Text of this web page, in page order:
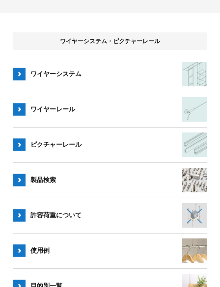
ワイヤーシステム・ピクチャーレール
ワイヤーシステム
ワイヤーレール
ピクチャーレール
製品検索
許容荷重について
使用例